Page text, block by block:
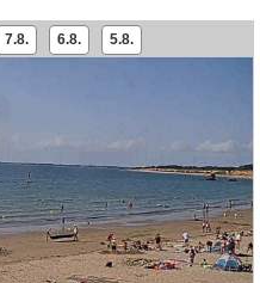
7.8. 6.8. 5.8.